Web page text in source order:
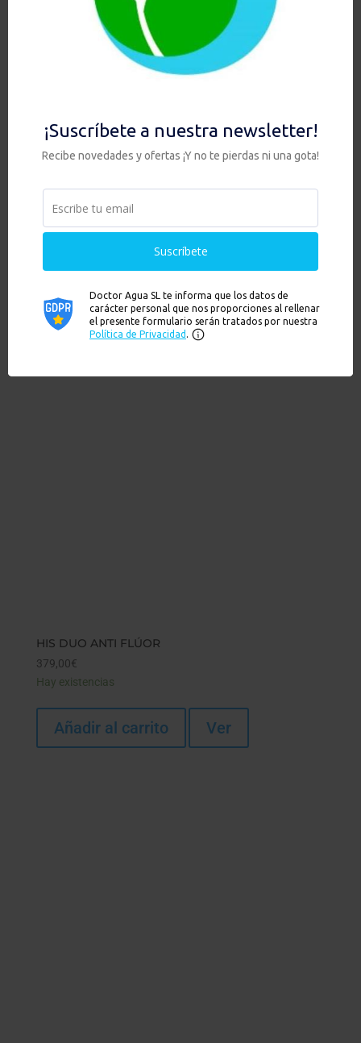
/ Anti Arsénico / Anti Sedimentos + KIT CON
precios:
desde
469,00€
hasta
479,00€
Hay existencias
HIS DUO ANTI FLÚOR
379,00€
Hay existencias
Añadir al carrito Ver